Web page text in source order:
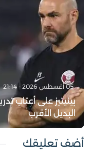
05 أغسطس 2026 - 21:14
بينيتيز على أعتاب
البديل الأقرب
أضف تعليقك